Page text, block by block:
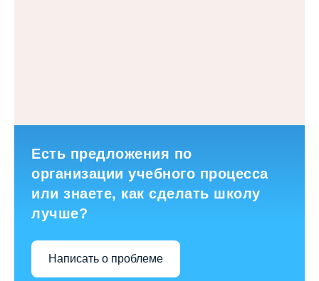
Есть предложения по
организации учебного процесса
или знаете, как сделать школу
лучше?
Написать о проблеме